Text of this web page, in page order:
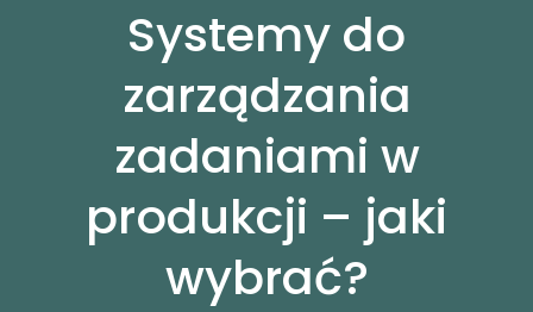
O nas
Referencje
Case Study
Systemy do
zarządzania
zadaniami w
produkcji – jaki
wybrać?